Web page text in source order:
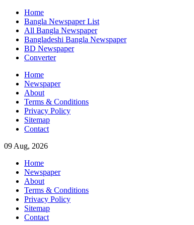
Skip
content
Home
Bangla Newspaper List
All Bangla Newspaper
Bangladeshi Bangla Newspaper
BD Newspaper
Converter
Home
Newspaper
About
Terms & Conditions
Privacy Policy
Sitemap
Contact
09 Aug, 2026
Home
Newspaper
About
Terms & Conditions
Privacy Policy
Sitemap
Contact